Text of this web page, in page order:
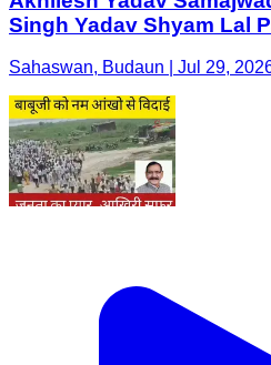
Singh Yadav Shyam Lal
Sahaswan, Budaun | Jul 29,